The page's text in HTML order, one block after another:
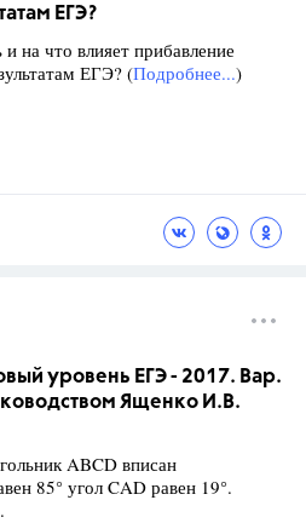
ЕГЭ?
на что влияет прибавление
ЕГЭ? (Подробнее...)
уровень ЕГЭ - 2017. Вар.
Ященко И.В.
ABCD вписан
85° угол CAD равен 19°.